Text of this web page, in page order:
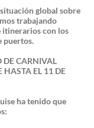
global sobre
trabajando
itinerarios con los
puertos.
DE CARNIVAL
HASTA EL 11 DE
ha tenido que